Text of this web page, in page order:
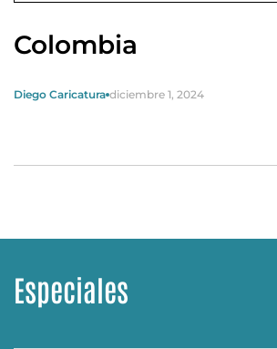
Colombia
Diego Caricatura diciembre 1, 2024
Especiales